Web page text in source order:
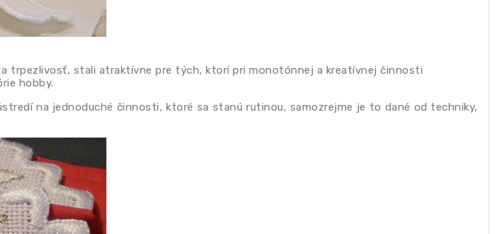
trpezlivosť, stali atraktívne pre tých, ktorí pri monotónnej a kreatívnej činnosti
hobby.
na jednoduché činnosti, ktoré sa stanú rutinou, samozrejme je to dané od techniky,